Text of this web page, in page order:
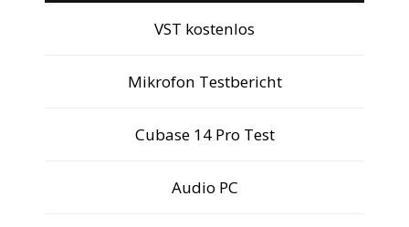
VST kostenlos
Mikrofon Testbericht
Cubase 14 Pro Test
Audio PC